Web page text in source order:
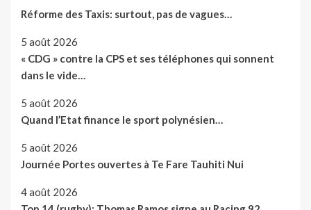
Réforme des Taxis: surtout, pas de vagues…
5 août 2026
« CDG » contre la CPS et ses téléphones qui sonnent
dans le vide…
5 août 2026
Quand l’Etat finance le sport polynésien…
5 août 2026
Journée Portes ouvertes à Te Fare Tauhiti Nui
4 août 2026